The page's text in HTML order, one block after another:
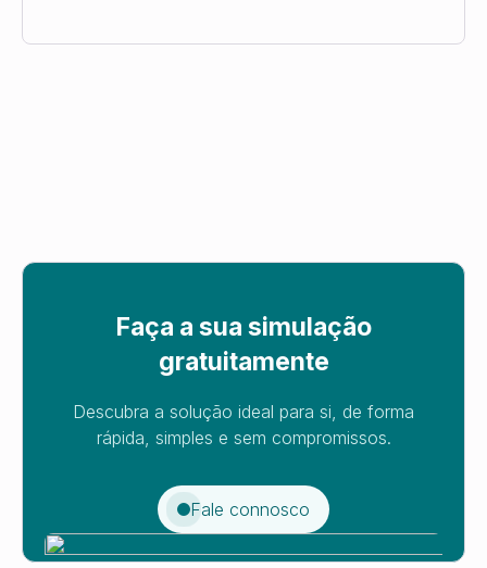
Faça a sua simulação
gratuitamente
Descubra a solução ideal para si, de forma
rápida, simples e sem compromissos.
Fale connosco